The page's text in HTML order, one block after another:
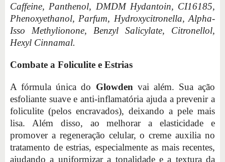
Caffeine, Panthenol, DMDM Hydantoin, CI16185,
Phenoxyethanol, Parfum, Hydroxycitronella, Alpha-
Isso Methylionone, Benzyl Salicylate, Citronellol,
Hexyl Cinnamal.
Combate a Foliculite e Estrias
A fórmula única do Glowden vai além. Sua ação
esfoliante suave e anti-inflamatória ajuda a prevenir a
foliculite (pelos encravados), deixando a pele mais
lisa. Além disso, ao melhorar a elasticidade e
promover a regeneração celular, o creme auxilia no
tratamento de estrias, especialmente as mais recentes,
ajudando a uniformizar a tonalidade e a textura da